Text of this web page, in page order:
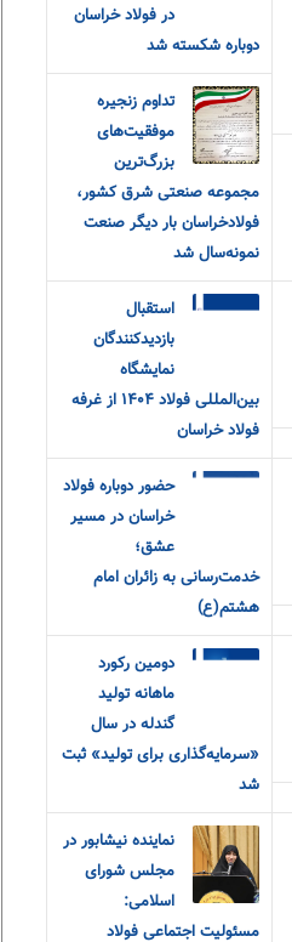
در فولاد خراسان
دوباره شکسته شد
تداوم زنجیره
موفقیت‌های
بزرگ‌ترین
مجموعه صنعتی شرق کشور،
فولادخراسان بار دیگر صنعت
نمونه‌سال شد
استقبال
بازدیدکنندگان
نمایشگاه
بین‌المللی فولاد ۱۴۰۴ از غرفه
فولاد خراسان
حضور دوباره فولاد
خراسان در مسیر
عشق؛
خدمت‌رسانی به زائران امام
هشتم(ع)
دومین رکورد
ماهانه تولید
گندله در سال
«سرمایه‌گذاری برای تولید» ثبت
شد
نماینده نیشابور در
مجلس شورای
اسلامی:
مسئولیت اجتماعی فولاد